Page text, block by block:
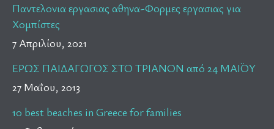
Παντελονια εργασιας αθηνα-Φορμες εργασιας για
Χομπίστες
7 Απριλίου, 2021
ΕΡΩΣ ΠΑΙΔΑΓΩΓΟΣ ΣΤΟ ΤΡΙΑΝΟΝ από 24 ΜΑΪΟΥ
27 Μαΐου, 2013
10 best beaches in Greece for families